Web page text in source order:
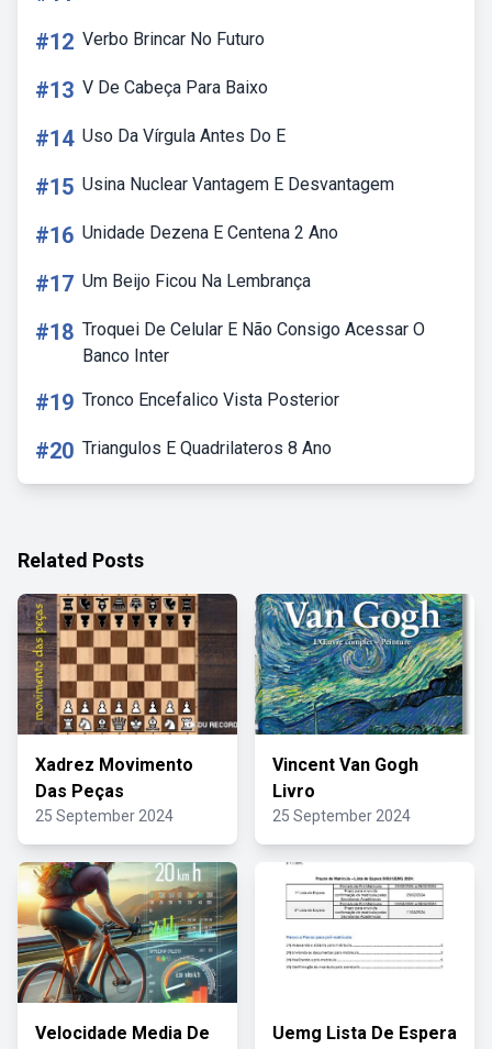
#12 Verbo Brincar No Futuro
#13 V De Cabeça Para Baixo
#14 Uso Da Vírgula Antes Do E
#15 Usina Nuclear Vantagem E Desvantagem
#16 Unidade Dezena E Centena 2 Ano
#17 Um Beijo Ficou Na Lembrança
#18 Troquei De Celular E Não Consigo Acessar O
Banco Inter
#19 Tronco Encefalico Vista Posterior
#20 Triangulos E Quadrilateros 8 Ano
Related Posts
Xadrez Movimento
Das Peças
25 September 2024
Vincent Van Gogh
Livro
25 September 2024
Velocidade Media De Uemg Lista De Espera